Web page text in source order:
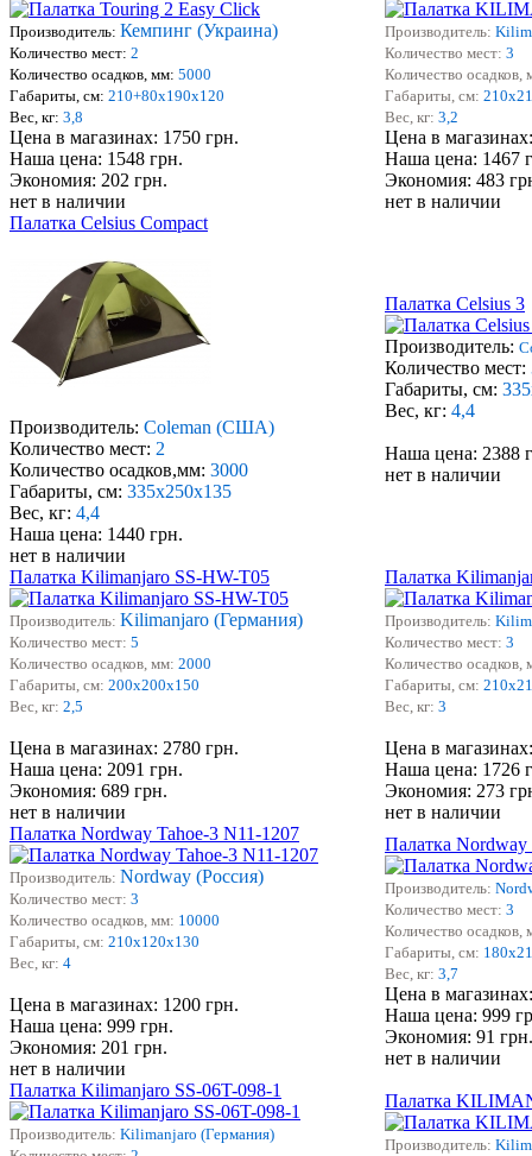
Производитель: Кемпинг (Украина)
Количество мест: 2
Количество осадков, мм: 5000
Габариты, см: 210+80x190x120
Вес, кг: 3,8
Цена в магазинах: 1750 грн.
Наша цена: 1548 грн.
Экономия: 202 грн.
нет в наличии
Производитель:
Количество мест: 3
Количество осадков,
Габариты, см:
Вес, кг: 3,2
Цена в
Наша цена: 1467
Экономия: 483
нет в наличии
Палатка Celsius Compact
Производитель: Coleman (США)
Количество мест: 2
Количество осадков,мм: 3000
Габариты, см: 335х250х135
Вес, кг: 4,4
Наша цена: 1440 грн.
нет в наличии
Палатка Celsius 3
Производитель:
Количество мест:
Габариты, см:
Вес, кг: 4,4
Наша цена: 2388
нет в наличии
Палатка Kilimanjaro SS-HW-T05
Производитель: Kilimanjaro (Германия)
Количество мест: 5
Количество осадков, мм: 2000
Габариты, см: 200х200х150
Вес, кг: 2,5
Цена в магазинах: 2780 грн.
Наша цена: 2091 грн.
Экономия: 689 грн.
нет в наличии
Палатка
Производитель:
Количество мест: 3
Количество осадков,
Габариты, см: 210
Вес, кг: 3
Цена в
Наша цена: 1726
Экономия: 273
нет в наличии
Палатка Nordway Tahoe-3 N11-1207
Производитель: Nordway (Россия)
Количество мест: 3
Количество осадков, мм: 10000
Габариты, см: 210х120х130
Вес, кг: 4
Цена в магазинах: 1200 грн.
Наша цена: 999 грн.
Экономия: 201 грн.
нет в наличии
Палатка Nordway
Производитель:
Количество мест: 3
Количество осадков,
Габариты, см:
Вес, кг: 3,7
Цена в
Наша цена: 999
Экономия: 91 грн.
нет в наличии
Палатка Kilimanjaro SS-06T-098-1
Производитель: Kilimanjaro (Германия)
Палатка
Производитель: